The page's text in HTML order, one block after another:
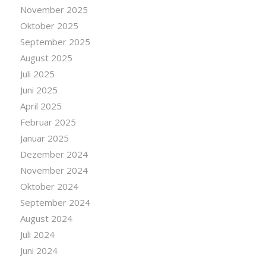
November 2025
Oktober 2025
September 2025
August 2025
Juli 2025
Juni 2025
April 2025
Februar 2025
Januar 2025
Dezember 2024
November 2024
Oktober 2024
September 2024
August 2024
Juli 2024
Juni 2024